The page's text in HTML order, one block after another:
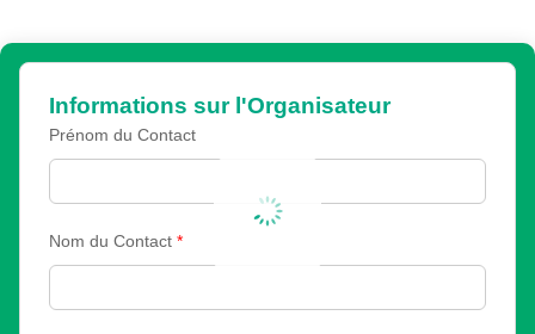
Informations sur l'Organisateur
Prénom du Contact
Nom du Contact *